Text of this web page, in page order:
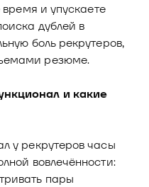
время и упускаете
дублей в
боль рекрутеров,
резюме.
и какие
у рекрутеров часы
вовлечённости:
пары